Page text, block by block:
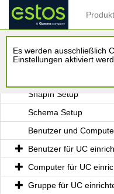
Es werden ausschließlich
Einstellungen aktiviert
UCServer Tools for Active
Voraussetzungen
SnapIn Setup
Schema Setup
Benutzer und
Benutzer für UC
Computer für UC
Gruppe für UC